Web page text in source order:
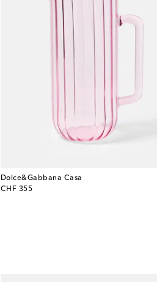
Dolce&Gabbana Casa
CHF 355
original price